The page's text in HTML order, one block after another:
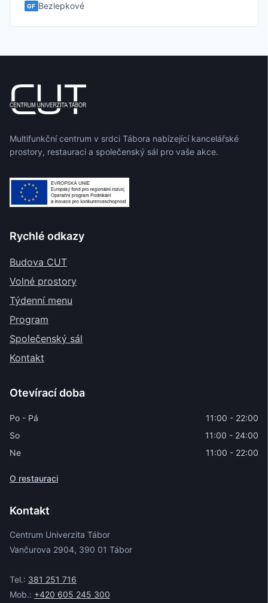
GF Bezlepkové
Multifunkční centrum v srdci Tábora nabízející kancelářské
prostory, restauraci a společenský sál pro vaše akce.
Rychlé odkazy
Budova CUT
Volné prostory
Týdenní menu
Program
Společenský sál
Kontakt
Otevírací doba
Po - Pá
11:00 - 22:00
So
11:00 - 24:00
Ne
11:00 - 22:00
O restauraci
Kontakt
Centrum Univerzita Tábor
Vančurova 2904, 390 01 Tábor
Tel.: 381 251 716
Mob.: +420 605 245 300